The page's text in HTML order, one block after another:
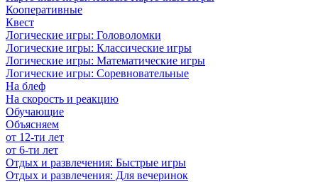
Кооперативные
Квест
Логические игры: Головоломки
Логические игры: Классические игры
Логические игры: Математические игры
Логические игры: Соревновательные
На блеф
На скорость и реакцию
Обучающие
Объясняем
от 12-ти лет
от 6-ти лет
Отдых и развлечения: Быстрые игры
Отдых и развлечения: Для вечеринок